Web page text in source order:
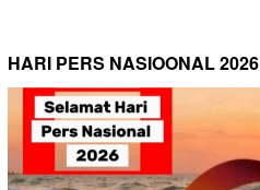
HARI PERS NASIOONAL 2026